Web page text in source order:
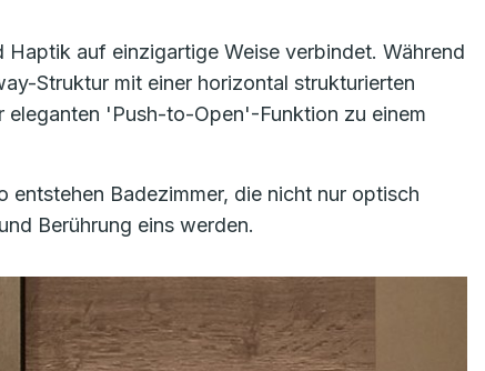
Haptik auf einzigartige Weise verbindet. Während
Struktur mit einer horizontal strukturierten
eleganten 'Push-to-Open'-Funktion zu einem
entstehen Badezimmer, die nicht nur optisch
Berührung eins werden.